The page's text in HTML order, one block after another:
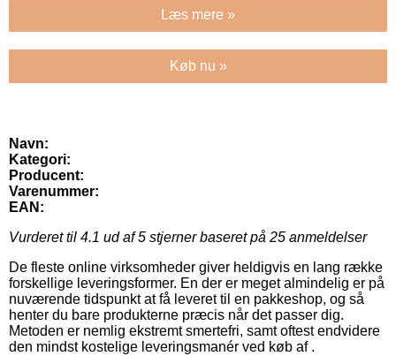
Læs mere »
Køb nu »
Navn:
Kategori:
Producent:
Varenummer:
EAN:
Vurderet til 4.1 ud af 5 stjerner baseret på 25 anmeldelser
De fleste online virksomheder giver heldigvis en lang række
forskellige leveringsformer. En der er meget almindelig er på
nuværende tidspunkt at få leveret til en pakkeshop, og så
henter du bare produkterne præcis når det passer dig.
Metoden er nemlig ekstremt smertefri, samt oftest endvidere
den mindst kostelige leveringsmanér ved køb af .